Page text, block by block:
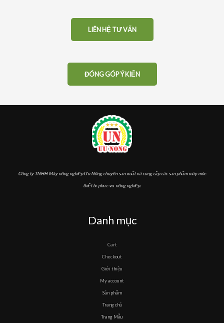
LIÊN HỆ TƯ VẤN
ĐÓNG GÓP Ý KIẾN
Công ty TNHH Máy nông nghiệp Ưu Nông chuyên sản xuất và cung cấp các sản phẩm máy móc
thiết bị phục vụ nông nghiệp.
Danh mục
Cart
Checkout
Giới thiệu
My account
Sản phẩm
Trang chủ
Trang Mẫu